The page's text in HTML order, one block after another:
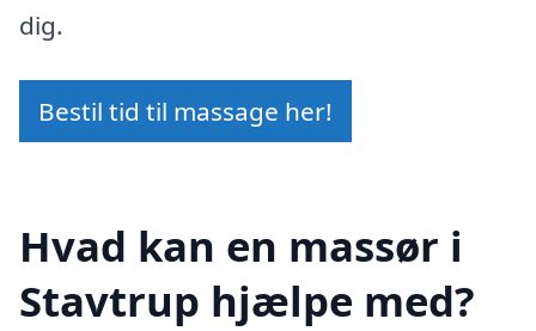
dig.
Bestil tid til massage her!
Hvad kan en massør i
Stavtrup hjælpe med?